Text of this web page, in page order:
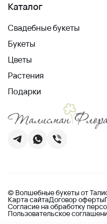
Каталог
Свадебные букеты
Букеты
Цветы
Растения
Подарки
© Волшебные букеты от
Карта сайтаДоговор оферты
Согласие на обработку
Пользовательское